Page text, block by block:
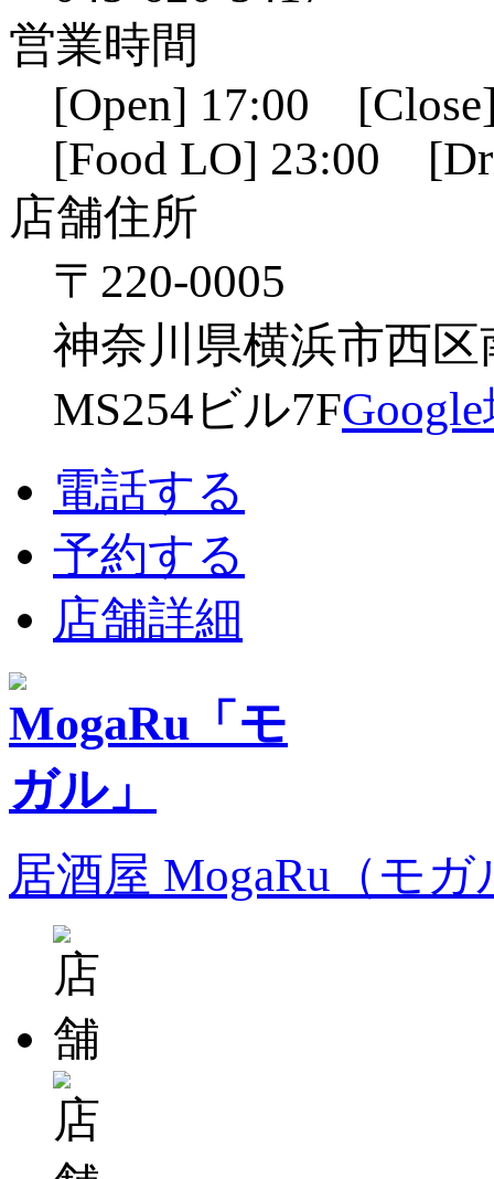
営業時間
[Open] 17:00
[Food LO] 23:00
店舗住所
〒220-0005
神奈川県横浜市西区
MS254ビル7F
電話する
予約する
店舗詳細
居酒屋 MogaRu（モ